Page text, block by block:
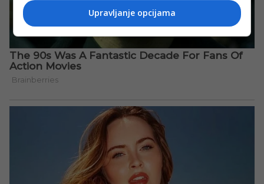
Upravljanje opcijama